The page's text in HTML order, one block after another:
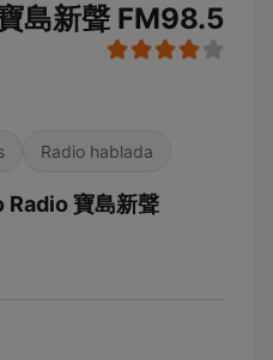
島新聲 FM98.5
Radio hablada
寶島新聲